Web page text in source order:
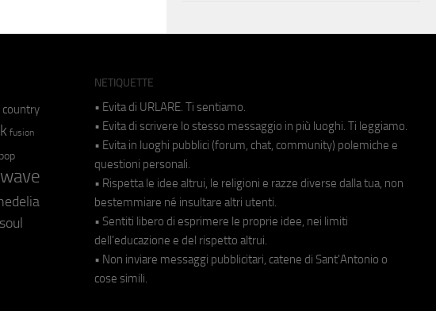
country
fusion
soul
NETIQUETTE
• Evita di URLARE. Ti sentiamo.
• Evita di scrivere lo stesso messaggio in più luoghi. Ti leggiamo.
• Evita in luoghi pubblici (forum, chat, community) polemiche e
questioni personali.
• Rispetta le idee altrui, le religioni e razze diverse dalla tua, non
bestemmiare né insultare altri utenti.
• Sentiti libero di esprimere le proprie idee, nei limiti
dell'educazione e del rispetto altrui.
• Non inviare messaggi pubblicitari, catene di Sant'Antonio o
cose simili.